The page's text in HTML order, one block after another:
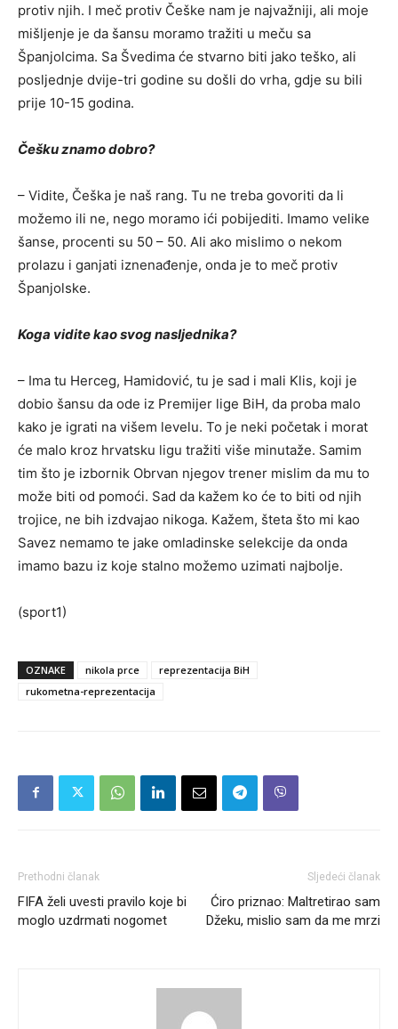
protiv njih. I meč protiv Češke nam je najvažniji, ali moje
mišljenje je da šansu moramo tražiti u meču sa
Španjolcima. Sa Švedima će stvarno biti jako teško, ali
posljednje dvije-tri godine su došli do vrha, gdje su bili
prije 10-15 godina.
Češku znamo dobro?
– Vidite, Češka je naš rang. Tu ne treba govoriti da li
možemo ili ne, nego moramo ići pobijediti. Imamo velike
šanse, procenti su 50 – 50. Ali ako mislimo o nekom
prolazu i ganjati iznenađenje, onda je to meč protiv
Španjolske.
Koga vidite kao svog nasljednika?
– Ima tu Herceg, Hamidović, tu je sad i mali Klis, koji je
dobio šansu da ode iz Premijer lige BiH, da proba malo
kako je igrati na višem levelu. To je neki početak i morat
će malo kroz hrvatsku ligu tražiti više minutaže. Samim
tim što je izbornik Obrvan njegov trener mislim da mu to
može biti od pomoći. Sad da kažem ko će to biti od njih
trojice, ne bih izdvajao nikoga. Kažem, šteta što mi kao
Savez nemamo te jake omladinske selekcije da onda
imamo bazu iz koje stalno možemo uzimati najbolje.
(sport1)
OZNAKE nikola prce
reprezentacija BiH
rukometna-reprezentacija
Prethodni članak
FIFA želi uvesti pravilo koje bi
moglo uzdrmati nogomet
Sljedeći članak
Ćiro priznao: Maltretirao sam
Džeku, mislio sam da me mrzi